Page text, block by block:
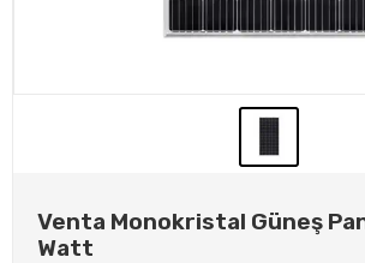
Venta Monokristal Güneş
Watt